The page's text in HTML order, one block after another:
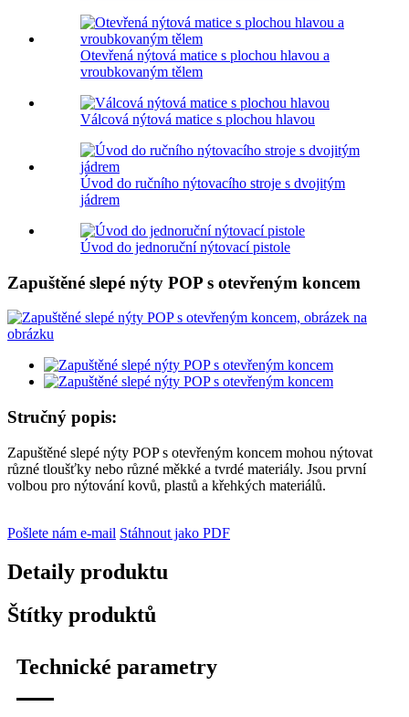
Otevřená nýtová matice s plochou hlavou a
vroubkovaným tělem
Válcová nýtová matice s plochou hlavou
Úvod do ručního nýtovacího stroje s dvojitým
jádrem
Úvod do jednoruční nýtovací pistole
Zapuštěné slepé nýty POP s otevřeným koncem
Stručný popis:
Zapuštěné slepé nýty POP s otevřeným koncem mohou nýtovat
různé tloušťky nebo různé měkké a tvrdé materiály. Jsou první
volbou pro nýtování kovů, plastů a křehkých materiálů.
Pošlete nám e-mail Stáhnout jako PDF
Detaily produktu
Štítky produktů
Technické parametry